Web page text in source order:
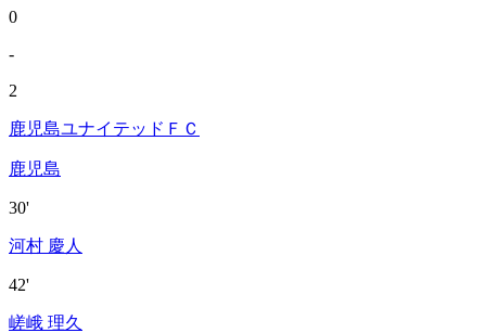
0
-
2
鹿児島ユナイテッドＦＣ
鹿児島
30'
河村 慶人
42'
嵯峨 理久